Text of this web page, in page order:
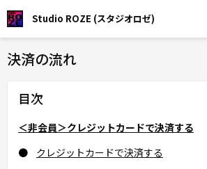
Studio ROZE (スタジオロゼ)
決済の流れ
目次
＜非会員＞クレジットカードで決済する
クレジットカードで決済する